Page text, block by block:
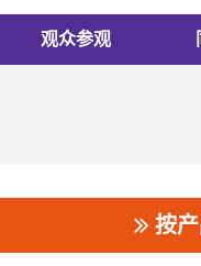
观众参观
按